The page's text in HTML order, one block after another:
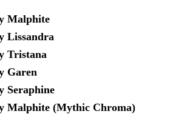
Malphite
Lissandra
Tristana
Garen
Seraphine
Malphite (Mythic Chroma)